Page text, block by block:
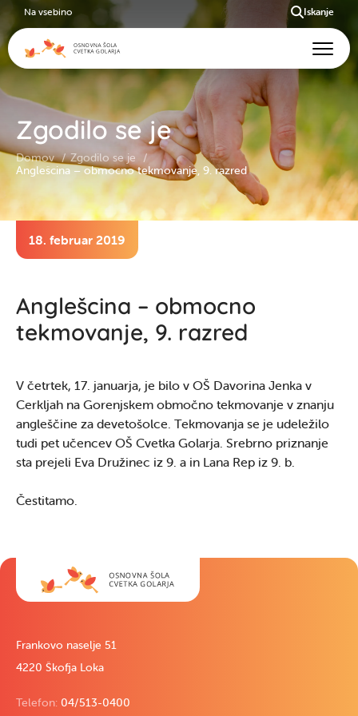
Zgodilo se je
Domov
Zgodilo se je
Anglešcina – obmocno tekmovanje, 9. razred
18. februar 2019
Anglešcina – obmocno
tekmovanje, 9. razred
V četrtek, 17. januarja, je bilo v OŠ Davorina Jenka v
Cerkljah na Gorenjskem območno tekmovanje v znanju
angleščine za devetošolce. Tekmovanja se je udeležilo
tudi pet učencev OŠ Cvetka Golarja. Srebrno priznanje
sta prejeli Eva Družinec iz 9. a in Lana Rep iz 9. b.
Čestitamo.
Frankovo naselje 51
4220 Škofja Loka
Telefon: 04/513-0400
Na vsebino Iskanje